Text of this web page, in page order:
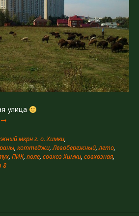
улица
«Пастбище»
→
мкрн г. о. Химки,
, коттеджи,Левобережный,лето,
, ПИК, поле, совхоз Химки, совхозная,
8